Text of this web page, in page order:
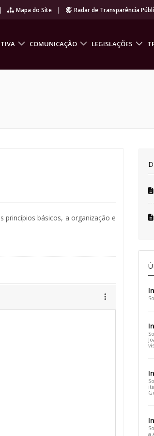
| Mapa do Site | Radar de Transparência
COMUNICAÇÃO LEGISLAÇÕES
princípios básicos, a organização e
a